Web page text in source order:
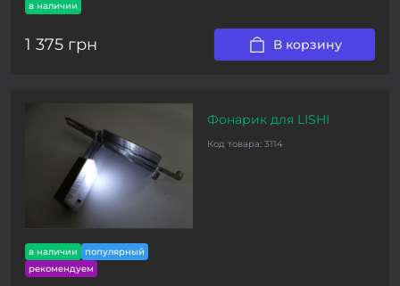
в наличии
1 375 грн В корзину
в наличии
популярный
рекомендуем
Фонарик для LISHI
Код товара: 3114